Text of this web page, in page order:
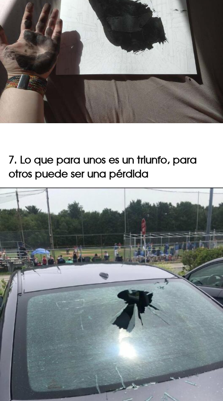
7. Lo que para unos es un triunfo, para
otros puede ser una pérdida